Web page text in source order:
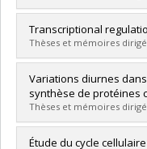
Diplômé(e) :Chevrier,
Cycle : Maîtrise
Diplôme obtenu :M.
Lien vers le document
Transcriptional
Thèses et mémoires
Diplômé(e) :Zaheri,
Cycle :Doctorat
Diplôme obtenu :Ph.
Lien vers le document
Variations diurnes
synthèse de protéines
Thèses et mémoires
Diplômé(e) :
Étude du cycle